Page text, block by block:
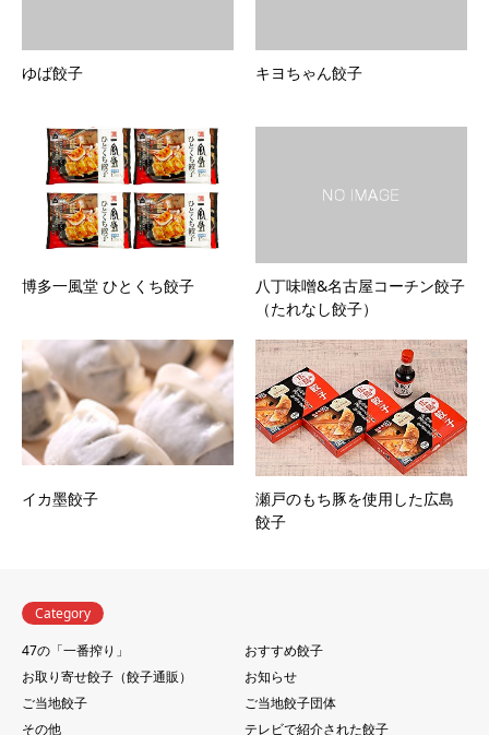
ゆば餃子 キヨちゃん餃子
博多一風堂 ひとくち餃子
八丁味噌&名古屋コーチン餃子
（たれなし餃子）
イカ墨餃子
瀬戸のもち豚を使用した広島
餃子
Category
47の「一番搾り」
おすすめ餃子
お取り寄せ餃子（餃子通販）
お知らせ
ご当地餃子
ご当地餃子団体
その他
テレビで紹介された餃子